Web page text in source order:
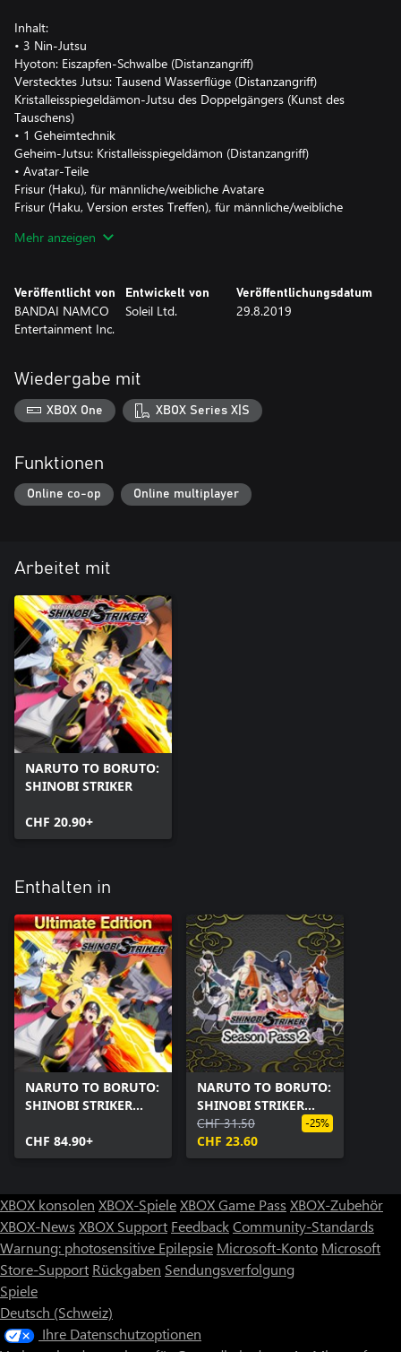
Inhalt:
• 3 Nin-Jutsu
Hyoton: Eiszapfen-Schwalbe (Distanzangriff)
Verstecktes Jutsu: Tausend Wasserflüge (Distanzangriff)
Kristalleisspiegeldämon-Jutsu des Doppelgängers (Kunst des
Tauschens)
• 1 Geheimtechnik
Geheim-Jutsu: Kristalleisspiegeldämon (Distanzangriff)
• Avatar-Teile
Frisur (Haku), für männliche/weibliche Avatare
Frisur (Haku, Version erstes Treffen), für männliche/weibliche
• Outfits
Ehrentitel: Yuki-Clan
Mehr anzeigen
Veröffentlicht von
BANDAI NAMCO
Entertainment Inc.
Entwickelt von
Soleil Ltd.
Veröffentlichungsdatum
29.8.2019
Wiedergabe mit
XBOX One XBOX Series X|S
Funktionen
Online co-op Online multiplayer
Arbeitet mit
NARUTO TO BORUTO:
SHINOBI STRIKER
CHF 20.90+
Enthalten in
NARUTO TO BORUTO:
SHINOBI STRIKER
CHF 84.90+
NARUTO TO BORUTO:
SHINOBI STRIKER
Season Pass 2
CHF 31.50
CHF 23.60
-25%
XBOX konsolen XBOX-SpieleXBOX Game Pass XBOX-Zubehör
XBOX-News XBOX Support FeedbackCommunity-Standards
Warnung: photosensitive Epilepsie Microsoft-Konto Microsoft
Store-Support Rückgaben Sendungsverfolgung
Spiele
Deutsch (Schweiz)
Ihre Datenschutzoptionen